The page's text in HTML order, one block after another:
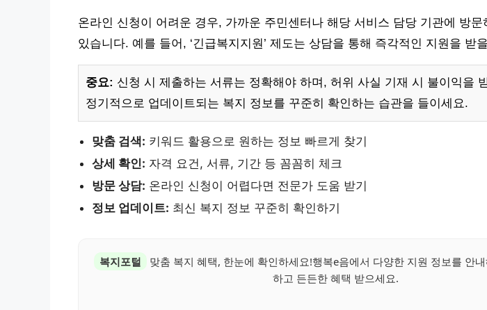
온라인 신청이 어려운 경우, 가까운 주민센터나 해당 서비스 담당 기관에 방문
있습니다. 예를 들어, ‘긴급복지지원’ 제도는 상담을 통해 즉각적인 지원을 받
중요: 신청 시 제출하는 서류는 정확해야 하며, 허위 사실 기재 시 불이익을
정기적으로 업데이트되는 복지 정보를 꾸준히 확인하는 습관을 들이세요.
맞춤 검색: 키워드 활용으로 원하는 정보 빠르게 찾기
상세 확인: 자격 요건, 서류, 기간 등 꼼꼼히 체크
방문 상담: 온라인 신청이 어렵다면 전문가 도움 받기
정보 업데이트: 최신 복지 정보 꾸준히 확인하기
복지포털
맞춤 복지 혜택, 한눈에 확인하세요!행복e음에서 다양한 지원 정보를 안
하고 든든한 혜택 받으세요.